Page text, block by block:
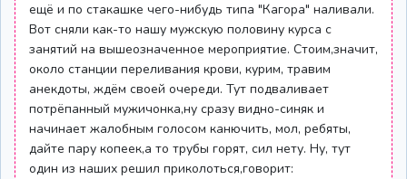
ещё и по стакашке чего-нибудь типа "Кагора" наливали.
Вот сняли как-то нашу мужскую половину курса с
занятий на вышеозначенное мероприятие. Стоим,значит,
около станции переливания крови, курим, травим
анекдоты, ждём своей очереди. Тут подваливает
потрёпанный мужичонка,ну сразу видно-синяк и
начинает жалобным голосом канючить, мол, ребяты,
дайте пару копеек,а то трубы горят, сил нету. Ну, тут
один из наших решил приколоться,говорит: